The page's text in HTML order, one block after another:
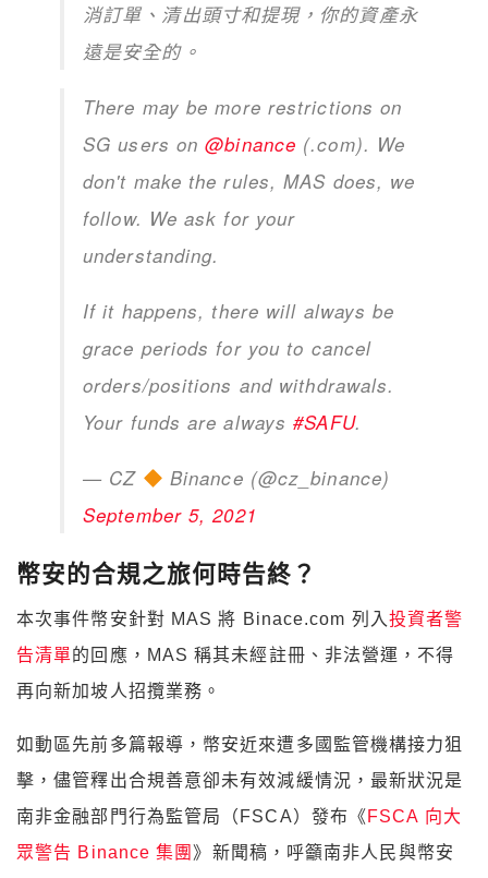
消訂單、清出頭寸和提現，你的資產永
遠是安全的。
There may be more restrictions on
SG users on@binance (.com). We
don't make the rules, MAS does, we
follow. We ask for your
understanding.
If it happens, there will always be
grace periods for you to cancel
orders/positions and withdrawals.
Your funds are always#SAFU.
— CZ
Binance (@cz_binance)
September 5, 2021
幣安的合規之旅何時告終？
本次事件幣安針對 MAS 將 Binace.com 列入投資者警
告清單的回應，MAS 稱其未經註冊、非法營運，不得
再向新加坡人招攬業務。
如動區先前多篇報導，幣安近來遭多國監管機構接力狙
擊，儘管釋出合規善意卻未有效減緩情況，最新狀況是
南非金融部門行為監管局（FSCA）發布《 FSCA 向大
眾警告 Binance 集團 》新聞稿，呼籲南非人民與幣安